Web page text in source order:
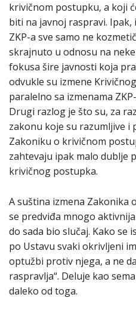
krivičnom postupku, a koji
biti na javnoj raspravi.
ZKP-a sve samo ne
skrajnuto u odnosu na
fokusa šire javnosti koja
odvukle su izmene
paralelno sa izmenama
Drugi razlog je što su, za
zakonu koje su razumljive i
Zakoniku o krivičnom
zahtevaju ipak malo dublje
krivičnog postupka.
A suština izmena Zakonika
se predviđa mnogo
do sada bio slučaj. Kako se
po Ustavu svaki okrivljeni
optužbi protiv njega, a ne
raspravlja“. Deluje kao
daleko od toga.